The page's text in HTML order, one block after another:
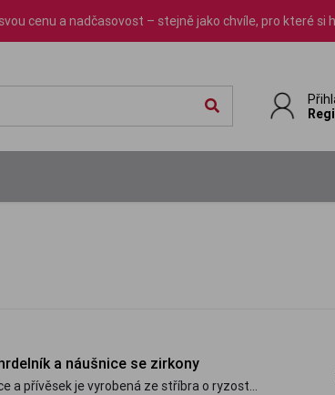
cenu a nadčasovost – stejně jako chvíle, pro které si
a náušnice se zirkony
a přívěsek je vyrobená ze stříbra o ryzosti